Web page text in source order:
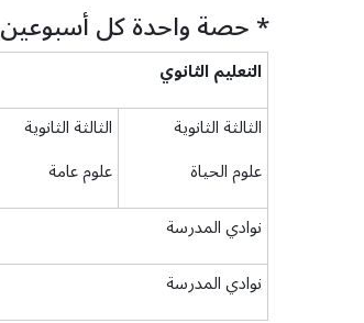
* حصة واحدة كل أسبوعين
التعليمالثانوي
الثالثة الثانوية
علوم الحياة
الثالثة الثانوية
علوم عامة
نوادي المدرسة
نوادي المدرسة